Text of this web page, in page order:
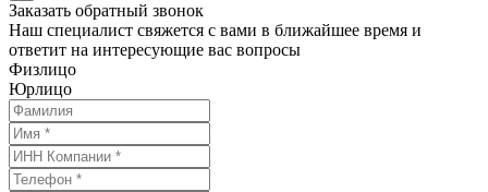
Заказать обратный звонок
Наш специалист свяжется с вами в ближайшее время и
ответит на интересующие вас вопросы
Физлицо
Юрлицо